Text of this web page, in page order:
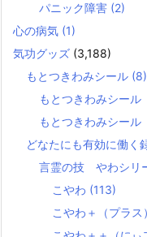
パニック障害 (2)
心の病気 (1)
気功グッズ (3,188)
もとつきわみシール (8)
もとつきわみシー
もとつきわみシー
どなたにも有効に働く
言霊の技 やわシリ
こやわ (113)
こやわ＋（プラス